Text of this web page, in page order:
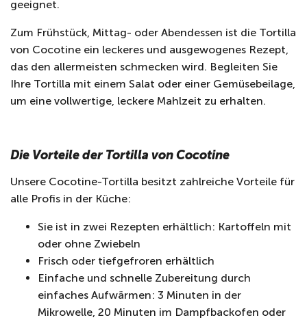
geeignet.
Zum Frühstück, Mittag- oder Abendessen ist die Tortilla
von Cocotine ein leckeres und ausgewogenes Rezept,
das den allermeisten schmecken wird. Begleiten Sie
Ihre Tortilla mit einem Salat oder einer Gemüsebeilage,
um eine vollwertige, leckere Mahlzeit zu erhalten.
Die Vorteile der Tortilla von Cocotine
Unsere Cocotine-Tortilla besitzt zahlreiche Vorteile für
alle Profis in der Küche:
Sie ist in zwei Rezepten erhältlich: Kartoffeln mit
oder ohne Zwiebeln
Frisch oder tiefgefroren erhältlich
Einfache und schnelle Zubereitung durch
einfaches Aufwärmen: 3 Minuten in der
Mikrowelle, 20 Minuten im Dampfbackofen oder